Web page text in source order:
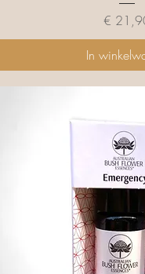
Prijs
€
In